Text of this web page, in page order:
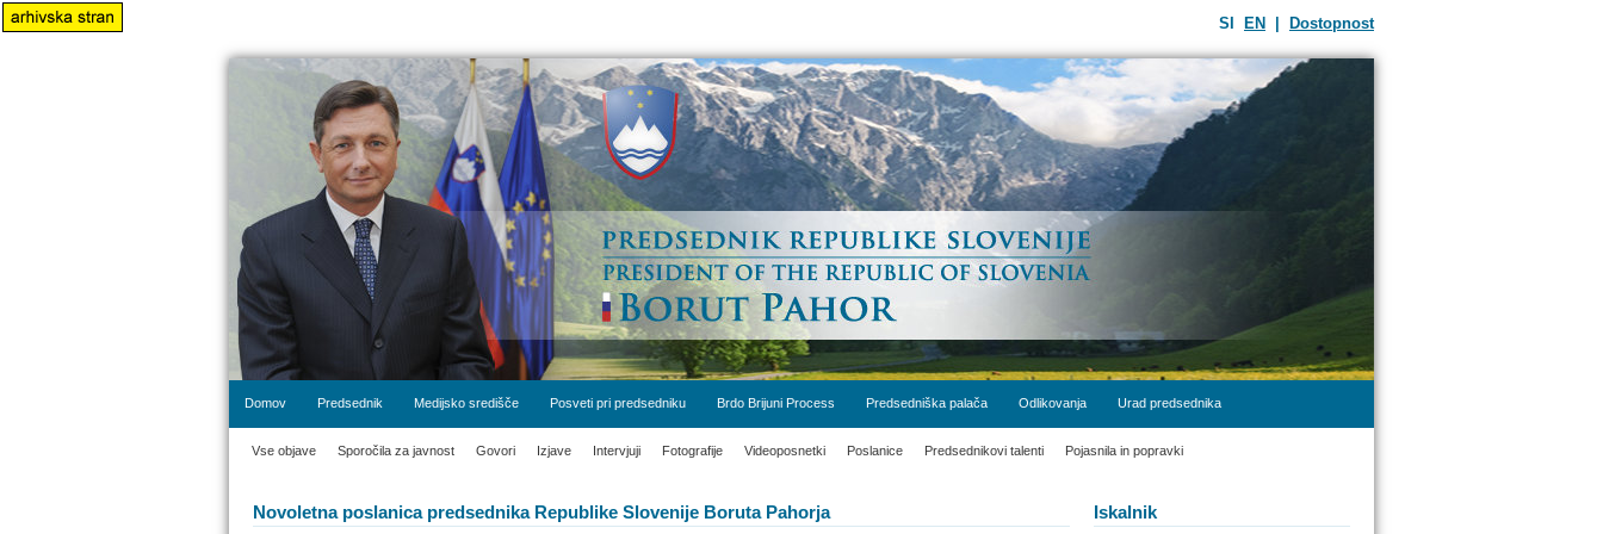
SI EN Dostopnost
Domov Predsednik Medijsko središče Posveti pri predsedniku Brdo Brijuni Process Predsedniška palača Odlikovanja Urad predsednika
Vse objave Sporočila za javnost Govori Izjave Intervjuji Fotografije Videoposnetki Poslanice Predsednikovi talenti Pojasnila in popravki
Novoletna poslanica predsednika Republike Slovenije Boruta Pahorja Iskalnik